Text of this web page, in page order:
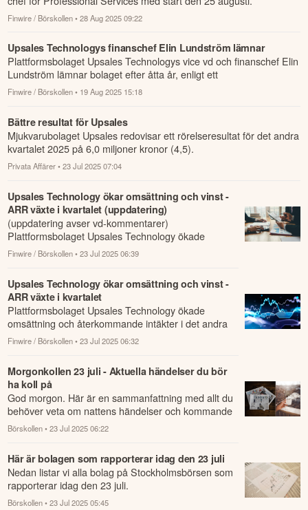
Finwire / Börskollen • 28 Aug 2025 09:22
Upsales Technologys finanschef Elin Lundström lämnar
Plattformsbolaget Upsales Technologys vice vd och finanschef Elin
Lundström lämnar bolaget efter åtta år, enligt ett
pressmeddelande.
Finwire / Börskollen • 19 Aug 2025 15:18
Bättre resultat för Upsales
Mjukvarubolaget Upsales redovisar ett rörelseresultat för det andra
kvartalet 2025 på 6,0 miljoner kronor (4,5).
Privata Affärer • 23 Jul 2025 07:04
Upsales Technology ökar omsättning och vinst -
ARR växte i kvartalet (uppdatering)
(uppdatering avser vd-kommentarer)
Plattformsbolaget Upsales Technology ökade
omsättning och återkommande intäkter i det andra
kvartalet.
Finwire / Börskollen • 23 Jul 2025 06:39
Upsales Technology ökar omsättning och vinst -
ARR växte i kvartalet
Plattformsbolaget Upsales Technology ökade
omsättning och återkommande intäkter i det andra
kvartalet.
Finwire / Börskollen • 23 Jul 2025 06:32
Morgonkollen 23 juli - Aktuella händelser du bör
ha koll på
God morgon. Här är en sammanfattning med allt du
behöver veta om nattens händelser och kommande
dagens viktigaste händelser på börsen.
Börskollen • 23 Jul 2025 06:22
Här är bolagen som rapporterar idag den 23 juli
Nedan listar vi alla bolag på Stockholmsbörsen som
rapporterar idag den 23 juli.
Börskollen • 23 Jul 2025 05:45